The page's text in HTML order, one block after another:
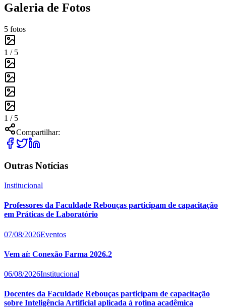
Galeria de Fotos
5 fotos
1 / 5
1 / 5
Compartilhar:
Outras Notícias
Institucional
Professores da Faculdade Rebouças participam de capacitação
em Práticas de Laboratório
07/08/2026Eventos
Vem aí: Conexão Farma 2026.2
06/08/2026Institucional
Docentes da Faculdade Rebouças participam de capacitação
sobre Inteligência Artificial aplicada à rotina acadêmica